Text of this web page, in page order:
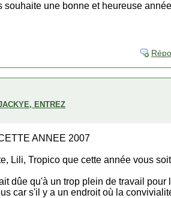
souhaite une bonne et heureuse
ENTREZ
ANNEE 2007
Lili, Tropico que cette année vous
dûe qu'à un trop plein de travail
car s'il y a un endroit où la